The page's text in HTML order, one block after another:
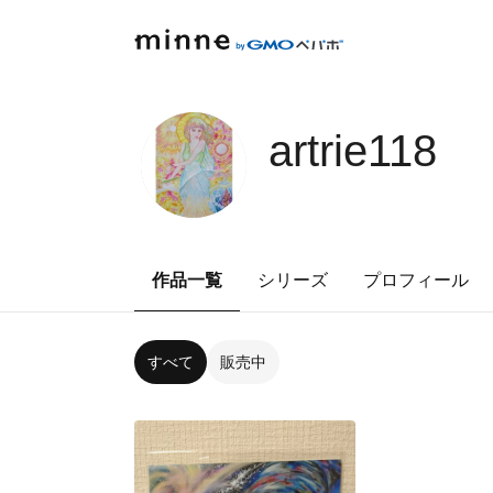
artrie118
作品一覧 シリーズ プロフィール
すべて 販売中